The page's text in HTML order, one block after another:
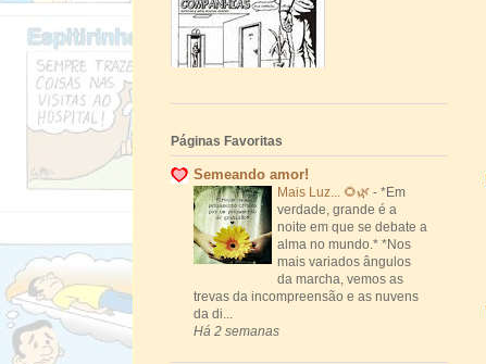
Páginas Favoritas
Semeando amor!
Mais Luz... 🌻🌿 - *Em
verdade, grande é a
noite em que se debate a
alma no mundo.* *Nos
mais variados ângulos
da marcha, vemos as
trevas da incompreensão e as nuvens
da di...
Há 2 semanas